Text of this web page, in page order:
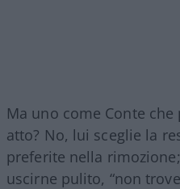
Ma uno come Conte
atto? No, lui sceglie la
preferite nella
uscirne pulito, “non